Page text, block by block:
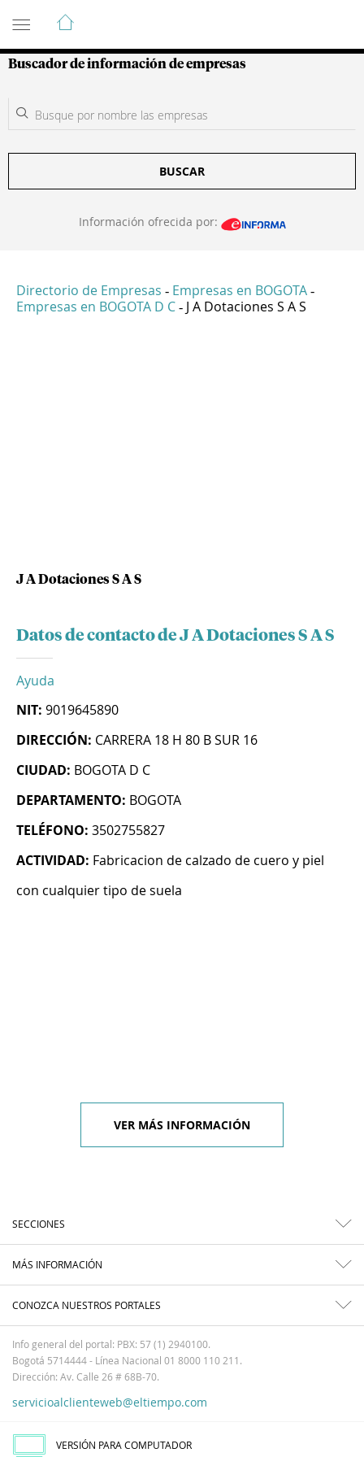
Guía de Empresas Colombianas
Buscador de información de empresas
BUSCAR
Información ofrecida por:
Directorio de Empresas - Empresas en BOGOTA -
Empresas en BOGOTA D C - J A Dotaciones S A S
J A Dotaciones S A S
Datos de contacto de J A Dotaciones S A S
Ayuda
NIT: 9019645890
DIRECCIÓN: CARRERA 18 H 80 B SUR 16
CIUDAD: BOGOTA D C
DEPARTAMENTO: BOGOTA
TELÉFONO: 3502755827
ACTIVIDAD: Fabricacion de calzado de cuero y piel
con cualquier tipo de suela
VER MÁS INFORMACIÓN
SECCIONES
MÁS INFORMACIÓN
CONOZCA NUESTROS PORTALES
Info general del portal: PBX: 57 (1) 2940100.
Bogotá 5714444 - Línea Nacional 01 8000 110 211.
Dirección: Av. Calle 26 # 68B-70.
servicioalclienteweb@eltiempo.com
VERSIÓN PARA COMPUTADOR